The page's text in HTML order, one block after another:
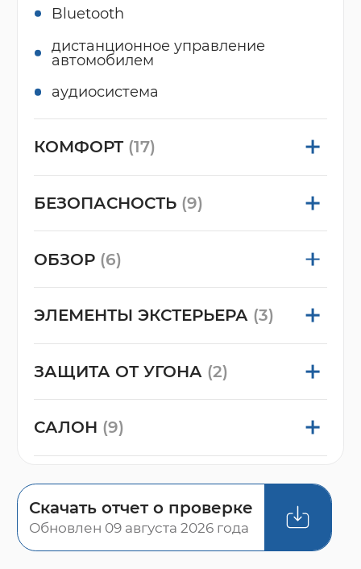
Bluetooth
дистанционное управление
автомобилем
аудиосистема
КОМФОРТ (17)
БЕЗОПАСНОСТЬ (9)
ОБЗОР (6)
ЭЛЕМЕНТЫ ЭКСТЕРЬЕРА (3)
ЗАЩИТА ОТ УГОНА (2)
САЛОН (9)
Скачать отчет о проверке
Обновлен 09 августа 2026 года